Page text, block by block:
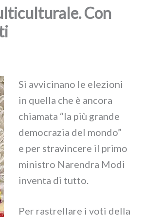
Con
Si avvi­ci­na­no le ele­zio­ni
in quel­la che è anco­ra
chia­ma­ta “la più gran­de
demo­cra­zia del mon­do”
e per stra­vin­ce­re il pri­mo
mini­stro Narendra Modi
inven­ta di tut­to.
Per rastrel­la­re i voti del­la